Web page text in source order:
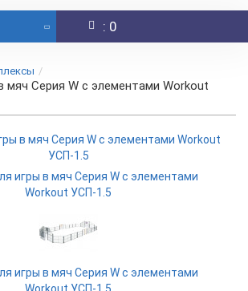
: 0
мяч Серия W с элементами Workout